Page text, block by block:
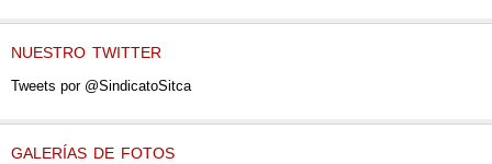
NUESTRO TWITTER
Tweets por @SindicatoSitca
GALERÍAS DE FOTOS